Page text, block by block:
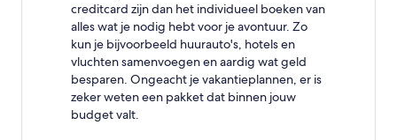
creditcard zijn dan het individueel boeken van
alles wat je nodig hebt voor je avontuur. Zo
kun je bijvoorbeeld huurauto's, hotels en
vluchten samenvoegen en aardig wat geld
besparen. Ongeacht je vakantieplannen, er is
zeker weten een pakket dat binnen jouw
budget valt.